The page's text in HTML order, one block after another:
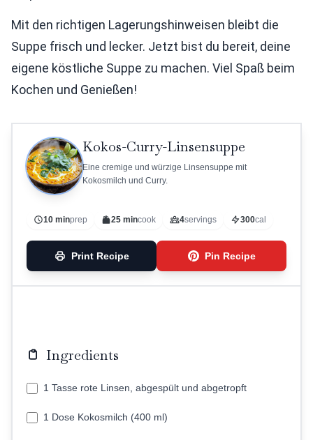
Mit den richtigen Lagerungshinweisen bleibt die
Suppe frisch und lecker. Jetzt bist du bereit, deine
eigene köstliche Suppe zu machen. Viel Spaß beim
Kochen und Genießen!
Kokos-Curry-Linsensuppe
Eine cremige und würzige Linsensuppe mit
Kokosmilch und Curry.
10 minprep 25 mincook 4servings 300cal
Print Recipe Pin Recipe
Ingredients
1 Tasse rote Linsen, abgespült und abgetropft
1 Dose Kokosmilch (400 ml)